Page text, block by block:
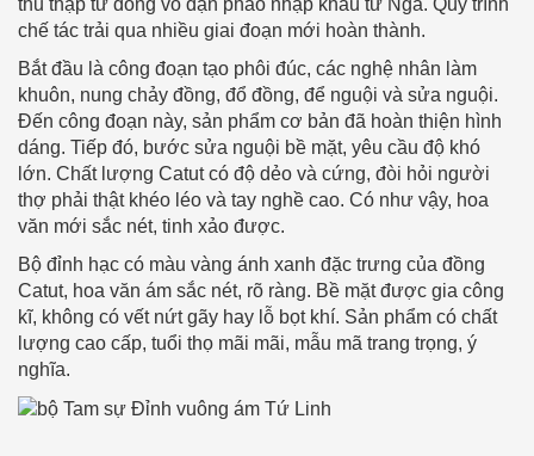
thu thập từ đồng vỏ đạn pháo nhập khẩu từ Nga. Quy trình
chế tác trải qua nhiều giai đoạn mới hoàn thành.
Bắt đầu là công đoạn tạo phôi đúc, các nghệ nhân làm
khuôn, nung chảy đồng, đổ đồng, để nguội và sửa nguội.
Đến công đoạn này, sản phẩm cơ bản đã hoàn thiện hình
dáng. Tiếp đó, bước sửa nguội bề mặt, yêu cầu độ khó
lớn. Chất lượng Catut có độ dẻo và cứng, đòi hỏi người
thợ phải thật khéo léo và tay nghề cao. Có như vậy, hoa
văn mới sắc nét, tinh xảo được.
Bộ đỉnh hạc có màu vàng ánh xanh đặc trưng của đồng
Catut, hoa văn ám sắc nét, rõ ràng. Bề mặt được gia công
kĩ, không có vết nứt gãy hay lỗ bọt khí. Sản phẩm có chất
lượng cao cấp, tuổi thọ mãi mãi, mẫu mã trang trọng, ý
nghĩa.